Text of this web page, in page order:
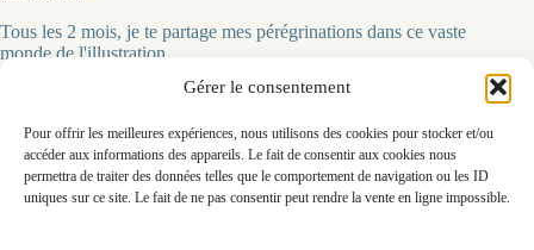
Gérer le consentement
Pour offrir les meilleures expériences, nous utilisons des cookies pour stocker et/ou
accéder aux informations des appareils. Le fait de consentir aux cookies nous
permettra de traiter des données telles que le comportement de navigation ou les ID
uniques sur ce site. Le fait de ne pas consentir peut rendre la vente en ligne impossible.
Tous les 2 mois, je te partage mes pérégrinations dans ce vaste
monde de l'illustration.
Me contacter